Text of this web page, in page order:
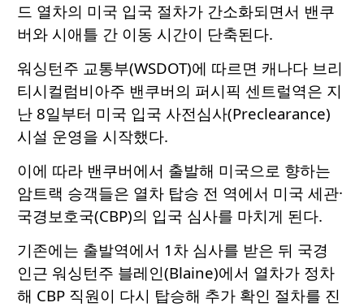
드 열차의 미국 입국 절차가 간소화되면서 밴쿠
버와 시애틀 간 이동 시간이 단축된다.
워싱턴주 교통부(WSDOT)에 따르면 캐나다 브리
티시컬럼비아주 밴쿠버의 퍼시픽 센트럴역은 지
난 8일부터 미국 입국 사전심사(Preclearance)
시설 운영을 시작했다.
이에 따라 밴쿠버에서 출발해 미국으로 향하는
암트랙 승객들은 열차 탑승 전 역에서 미국 세관·
국경보호국(CBP)의 입국 심사를 마치게 된다.
기존에는 출발역에서 1차 심사를 받은 뒤 국경
인근 워싱턴주 블레인(Blaine)에서 열차가 정차
해 CBP 직원이 다시 탑승해 추가 확인 절차를 진